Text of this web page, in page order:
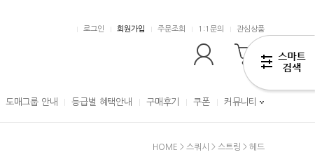
로그인 회원가입 주문조회 1:1문의 관심상품
도매그룹 안내 등급별 혜택안내 구매후기 쿠폰 커뮤니티
HOME > 스쿼시 > 스트링 > 헤드